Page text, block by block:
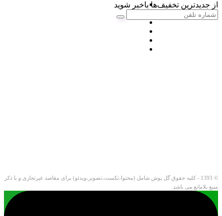
از جدیدترین تخفیف‌ها باخبر شوید
© 1393 - کلیه حقوق گل پوش شامل (محتوا،تکست،تصویر،ویدئو) برای مقاصد غیرتجاری و با ذکر
منبع بلامانع می باشد.